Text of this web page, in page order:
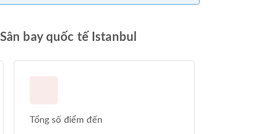
bay quốc tế Istanbul
Tổng số điểm đến